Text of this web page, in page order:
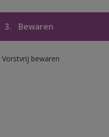
3. Bewaren
Vorstvrij bewaren